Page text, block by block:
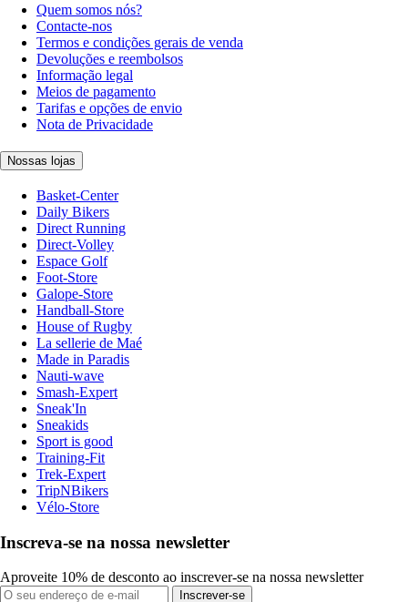
Quem somos nós?
Contacte-nos
Termos e condições gerais de venda
Devoluções e reembolsos
Informação legal
Meios de pagamento
Tarifas e opções de envio
Nota de Privacidade
Nossas lojas
Basket-Center
Daily Bikers
Direct Running
Direct-Volley
Espace Golf
Foot-Store
Galope-Store
Handball-Store
House of Rugby
La sellerie de Maé
Made in Paradis
Nauti-wave
Smash-Expert
Sneak'In
Sneakids
Sport is good
Training-Fit
Trek-Expert
TripNBikers
Vélo-Store
Inscreva-se na nossa newsletter
Aproveite 10% de desconto ao inscrever-se na nossa newsletter
Inscrever-se